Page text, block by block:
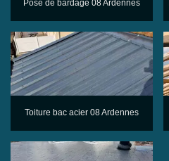
Pose de bardage 08 Ardennes
Toiture bac acier 08 Ardennes